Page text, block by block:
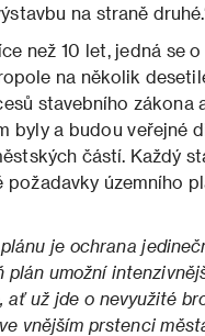
na straně
než 10 let, jedná se
na několik
stavebního zákona
byly a budou veřejné
částí. Každý
územního
je ochrana
umožní
ať už jde o nevyužité
vnějším prstenci